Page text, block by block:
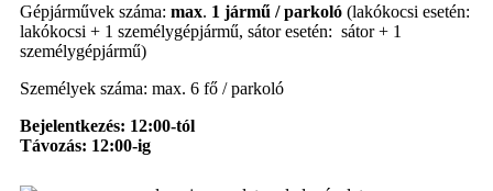
Gépjárművek száma: max. 1 jármű / parkoló (lakókocsi esetén:
lakókocsi + 1 személygépjármű, sátor esetén: sátor + 1
személygépjármű)
Személyek száma: max. 6 fő / parkoló
Bejelentkezés: 12:00-tól
Távozás: 12:00-ig